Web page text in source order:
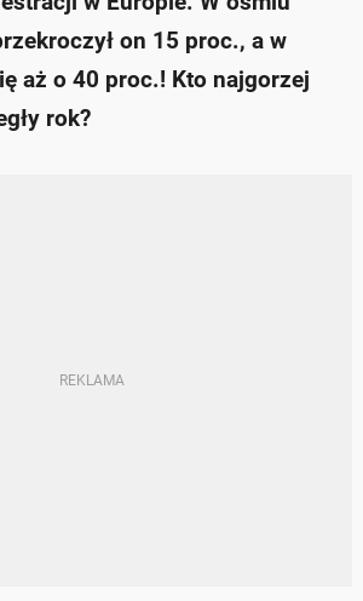
on 15 proc., a w
aż o 40 proc.! Kto najgorzej
rok?